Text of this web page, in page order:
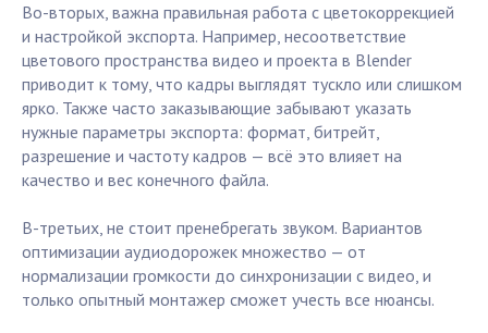
Во-вторых, важна правильная работа с цветокоррекцией
и настройкой экспорта. Например, несоответствие
цветового пространства видео и проекта в Blender
приводит к тому, что кадры выглядят тускло или слишком
ярко. Также часто заказывающие забывают указать
нужные параметры экспорта: формат, битрейт,
разрешение и частоту кадров — всё это влияет на
качество и вес конечного файла.
В-третьих, не стоит пренебрегать звуком. Вариантов
оптимизации аудиодорожек множество — от
нормализации громкости до синхронизации с видео, и
только опытный монтажер сможет учесть все нюансы.